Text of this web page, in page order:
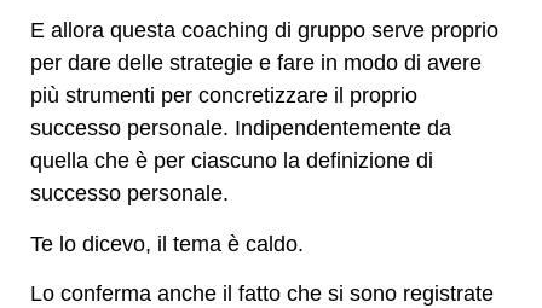
E allora questa coaching di gruppo serve proprio
per dare delle strategie e fare in modo di avere
più strumenti per concretizzare il proprio
successo personale. Indipendentemente da
quella che è per ciascuno la definizione di
successo personale.
Te lo dicevo, il tema è caldo.
Lo conferma anche il fatto che si sono registrate